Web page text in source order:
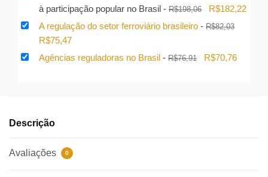
à participação popular no Brasil - R$198,06
O
preço
R$198,06.
R$182,22O
A regulação do setor ferroviário brasileiro - R$82,03
O
preço
R$75,47O
preço
Agências reguladoras no Brasil - R$76,91
O
R$70,76O
Descrição
Avaliações 0